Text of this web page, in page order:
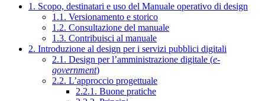
1. Scopo, destinatari e uso del Manuale operativo di design
1.1. Versionamento e storico
1.2. Consultazione del manuale
1.3. Contribuisci al manuale
2. Introduzione al design per i servizi pubblici digitali
2.1. Design per l’amministrazione digitale (e-
government)
2.2. L’approccio progettuale
2.2.1. Buone pratiche